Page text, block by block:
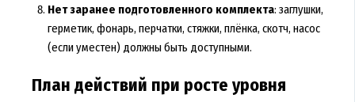
Нет заранее подготовленного комплекта: заглушки,
герметик, фонарь, перчатки, стяжки, плёнка, скотч, насос
(если уместен) должны быть доступными.
План действий при росте уровня